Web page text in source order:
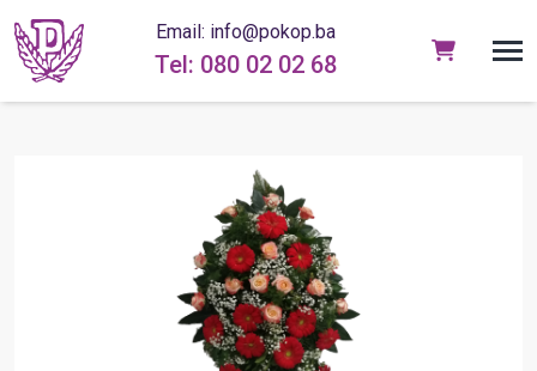
Email: info@pokop.ba
Tel: 080 02 02 68